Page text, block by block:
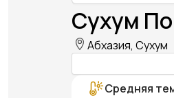
Сухум
Абхазия, Сухум
Средняя